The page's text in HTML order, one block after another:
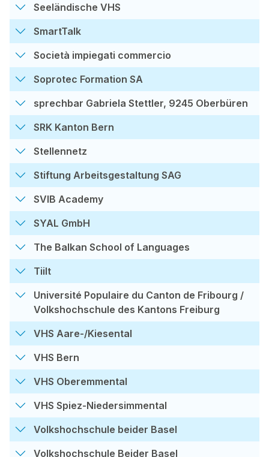
Seeländische VHS
SmartTalk
Società impiegati commercio
Soprotec Formation SA
sprechbar Gabriela Stettler, 9245 Oberbüren
SRK Kanton Bern
Stellennetz
Stiftung Arbeitsgestaltung SAG
SVIB Academy
SYAL GmbH
The Balkan School of Languages
Tiilt
Université Populaire du Canton de Fribourg /
Volkshochschule des Kantons Freiburg
VHS Aare-/Kiesental
VHS Bern
VHS Oberemmental
VHS Spiez-Niedersimmental
Volkshochschule beider Basel
Volkshochschule Beider Basel